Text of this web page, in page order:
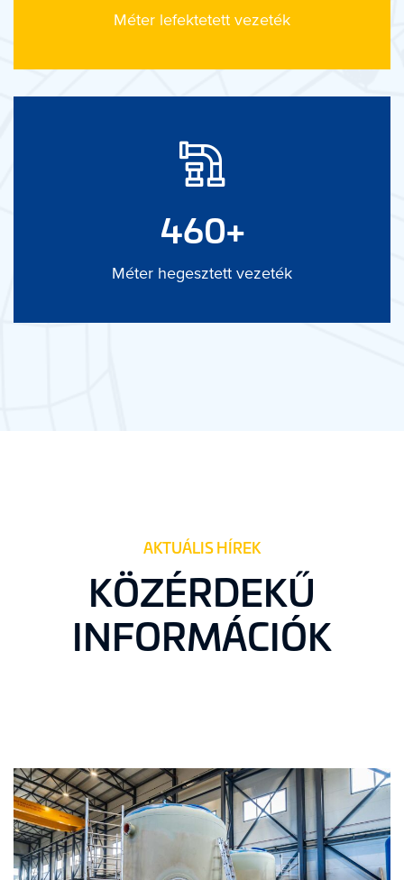
Méter lefektetett vezeték
640+
Méter hegesztett vezeték
AKTUÁLIS HÍREK
KÖZÉRDEKŰ
INFORMÁCIÓK